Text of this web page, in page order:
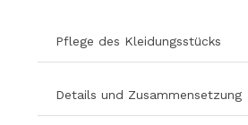
Pflege des Kleidungsstücks
Details und Zusammensetzung